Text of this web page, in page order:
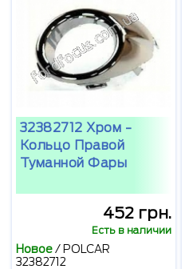
32382712 Хром -
Кольцо Правой
Туманной Фары
452 грн.
Есть в наличии
Новое/ POLCAR
32382712